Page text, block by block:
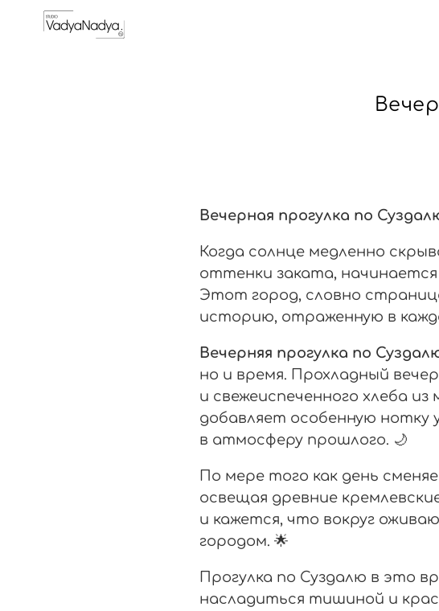
Вечерная прогулка по
Когда солнце медленно
оттенки заката, начинается
Этот город, словно
историю, отраженную в
Вечерняя прогулка по
но и время. Прохладный
и свежеиспеченного хлеба
добавляет особенную нотку
в атмосферу прошлого. 🌙
По мере того как день
освещая древние
и кажется, что вокруг
городом. 🌟
Прогулка по Суздалю в это
насладиться тишиной и